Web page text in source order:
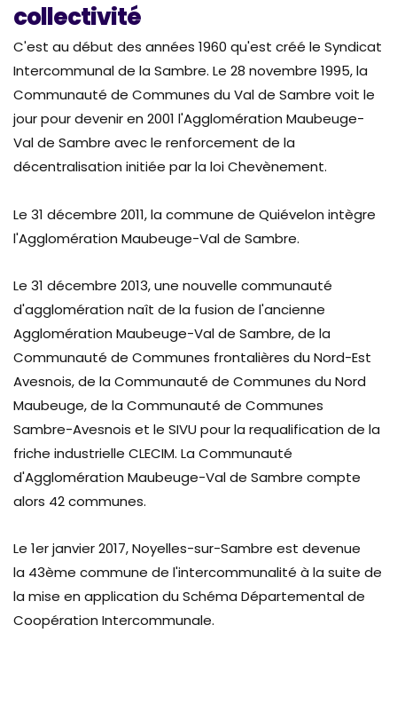
collectivité
C'est au début des années 1960 qu'est créé le Syndicat
Intercommunal de la Sambre. Le 28 novembre 1995, la
Communauté de Communes du Val de Sambre voit le
jour pour devenir en 2001 l'Agglomération Maubeuge-
Val de Sambre avec le renforcement de la
décentralisation initiée par la loi Chevènement.
Le 31 décembre 2011, la commune de Quiévelon intègre
l'Agglomération Maubeuge-Val de Sambre.
Le 31 décembre 2013, une nouvelle communauté
d'agglomération naît de la fusion de l'ancienne
Agglomération Maubeuge-Val de Sambre, de la
Communauté de Communes frontalières du Nord-Est
Avesnois, de la Communauté de Communes du Nord
Maubeuge, de la Communauté de Communes
Sambre-Avesnois et le SIVU pour la requalification de la
friche industrielle CLECIM. La Communauté
d'Agglomération Maubeuge-Val de Sambre compte
alors 42 communes.
Le 1er janvier 2017, Noyelles-sur-Sambre est devenue
la 43ème commune de l'intercommunalité à la suite de
la mise en application du Schéma Départemental de
Coopération Intercommunale.